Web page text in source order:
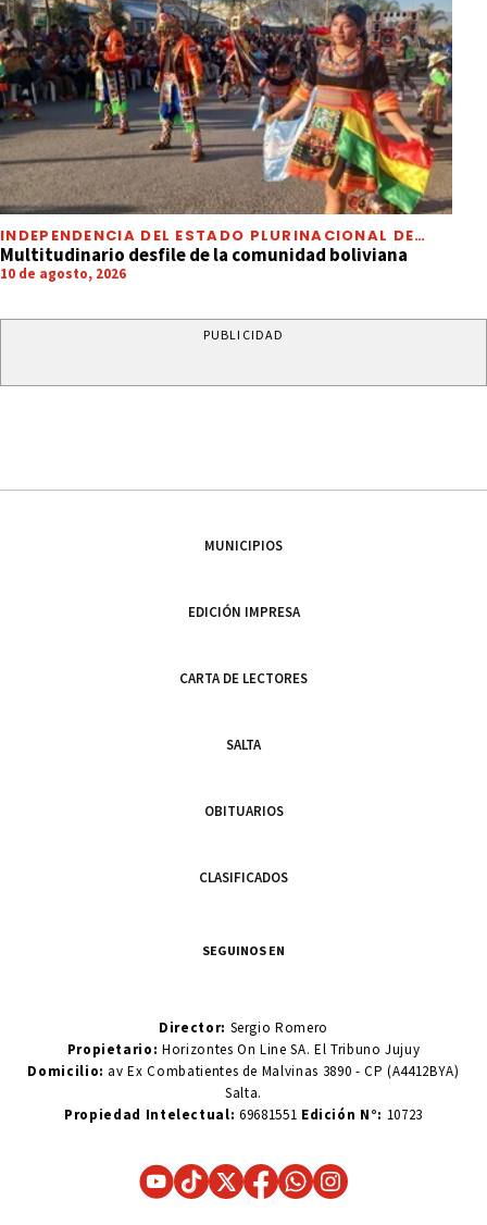
INDEPENDENCIA DEL ESTADO PLURINACIONAL DE
BOLIVIA
Multitudinario desfile de la comunidad boliviana
10 de agosto, 2026
PUBLICIDAD
MUNICIPIOS
EDICIÓN IMPRESA
CARTA DE LECTORES
SALTA
OBITUARIOS
CLASIFICADOS
SEGUINOS EN
Director: Sergio Romero
Propietario:Horizontes On Line SA. El Tribuno Jujuy
Domicilio: av Ex Combatientes de Malvinas 3890 - CP (A4412BYA)
Salta.
Propiedad Intelectual: 69681551 Edición N°: 10723